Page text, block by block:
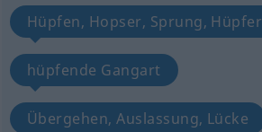
Hüpfen, Hopser, Sprung, Hüpfer
hüpfende Gangart
Übergehen, Auslassung, Lücke